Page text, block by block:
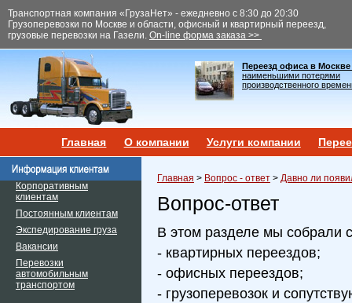
Транспортная компания «ГрузаНет» - ежедневно с 8:30 до 20:30
Грузоперевозки по Москве и области, офисный и квартирный переезд,
грузовые перевозки на Газели. On-line форма заказа >>
Переезд офиса в Москве
наименьшими потерями
производственного
Главная О компании Услуги компании
Корпоративным
клиентам
Постоянным клиентам
Экспедирование груза
Вакансии
Перевозки
автомобильным
транспортом
Главная > Вопрос - ответ > Давно ли
Вопрос-ответ
В этом разделе мы собрали
- квартирных переездов;
- офисных переездов;
- грузоперевозок и